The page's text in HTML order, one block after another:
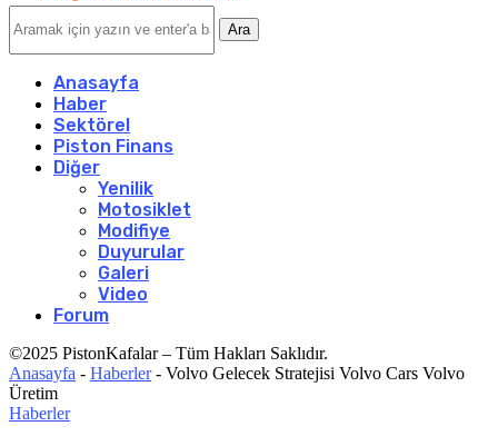
Ara
Anasayfa
Haber
Sektörel
Piston Finans
Diğer
Yenilik
Motosiklet
Modifiye
Duyurular
Galeri
Video
Forum
©2025 PistonKafalar – Tüm Hakları Saklıdır.
Anasayfa - Haberler- Volvo Gelecek Stratejisi Volvo Cars Volvo
Üretim
Haberler